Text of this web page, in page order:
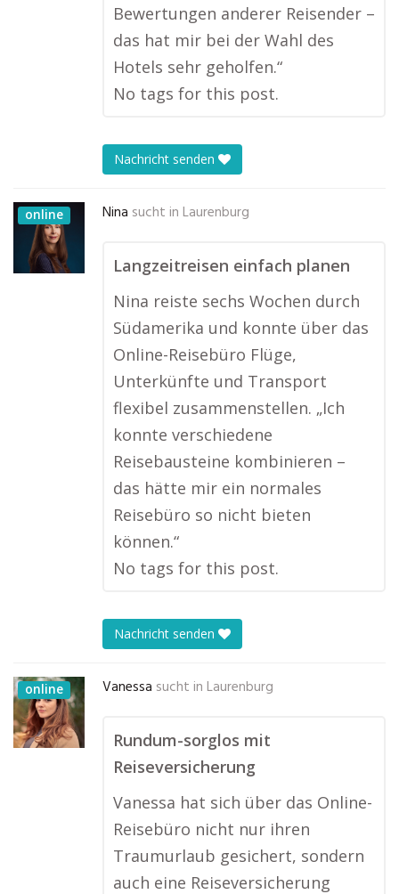
Bewertungen anderer Reisender –
das hat mir bei der Wahl des
Hotels sehr geholfen.“
No tags for this post.
Nachricht senden
online Nina sucht in Laurenburg
Langzeitreisen einfach planen
Nina reiste sechs Wochen durch
Südamerika und konnte über das
Online-Reisebüro Flüge,
Unterkünfte und Transport
flexibel zusammenstellen. „Ich
konnte verschiedene
Reisebausteine kombinieren –
das hätte mir ein normales
Reisebüro so nicht bieten
können.“
No tags for this post.
Nachricht senden
online Vanessa sucht in Laurenburg
Rundum-sorglos mit
Reiseversicherung
Vanessa hat sich über das Online-
Reisebüro nicht nur ihren
Traumurlaub gesichert, sondern
auch eine Reiseversicherung